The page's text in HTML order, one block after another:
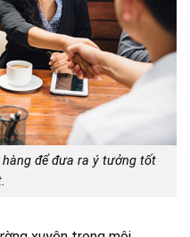
để đưa ra ý tưởng tốt